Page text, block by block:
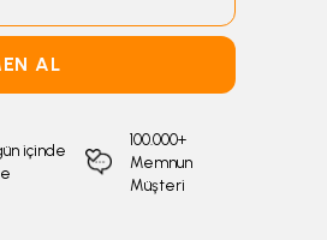
AL
içinde
100.000+
Memnun
Müşteri